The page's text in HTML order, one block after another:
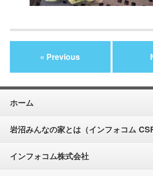
« Previous
ホーム
岩沼みんなの家とは（インフォコム
インフォコム株式会社